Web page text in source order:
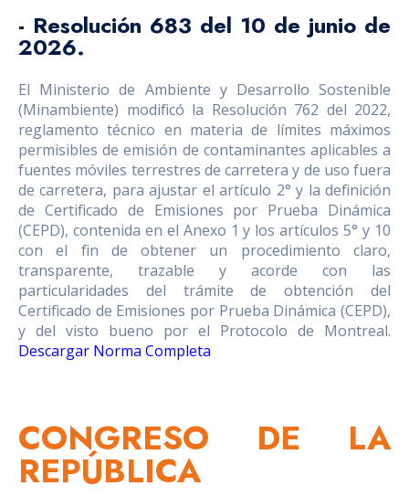
- Resolución 683 del 10 de junio de
2026.
El Ministerio de Ambiente y Desarrollo Sostenible
(Minambiente) modificó la Resolución 762 del 2022,
reglamento técnico en materia de límites máximos
permisibles de emisión de contaminantes aplicables a
fuentes móviles terrestres de carretera y de uso fuera
de carretera, para ajustar el artículo 2° y la definición
de Certificado de Emisiones por Prueba Dinámica
(CEPD), contenida en el Anexo 1 y los artículos 5° y 10
con el fin de obtener un procedimiento claro,
transparente, trazable y acorde con las
particularidades del trámite de obtención del
Certificado de Emisiones por Prueba Dinámica (CEPD),
y del visto bueno por el Protocolo de Montreal.
Descargar Norma Completa
CONGRESO DE LA
REPÚBLICA